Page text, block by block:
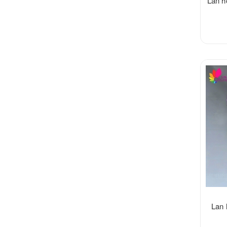
Lan